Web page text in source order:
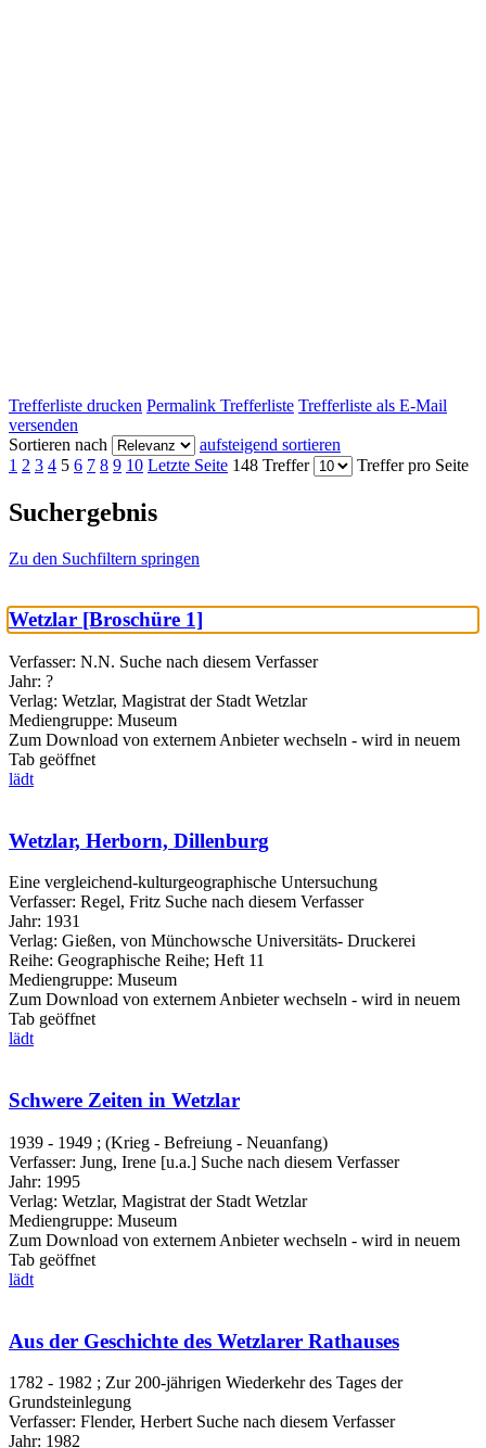
Trefferliste drucken Permalink Trefferliste Trefferliste als E-Mail
versenden
Sortieren nach
aufsteigend sortieren
1 2 3 4 5 6 7 8 9 10 Letzte Seite 148 Treffer Treffer pro Seite
Suchergebnis
Zu den Suchfiltern springen
Wetzlar [Broschüre 1]
Verfasser: N.N. Suche nach diesem Verfasser
Jahr: ?
Verlag: Wetzlar, Magistrat der Stadt Wetzlar
Mediengruppe: Museum
Zum Download von externem Anbieter wechseln - wird in neuem
Tab geöffnet
lädt
Wetzlar, Herborn, Dillenburg
Eine vergleichend-kulturgeographische Untersuchung
Verfasser: Regel, Fritz Suche nach diesem Verfasser
Jahr: 1931
Verlag: Gießen, von Münchowsche Universitäts- Druckerei
Reihe: Geographische Reihe; Heft 11
Mediengruppe: Museum
Zum Download von externem Anbieter wechseln - wird in neuem
Tab geöffnet
lädt
Schwere Zeiten in Wetzlar
1939 - 1949 ; (Krieg - Befreiung - Neuanfang)
Verfasser: Jung, Irene [u.a.] Suche nach diesem Verfasser
Jahr: 1995
Verlag: Wetzlar, Magistrat der Stadt Wetzlar
Mediengruppe: Museum
Zum Download von externem Anbieter wechseln - wird in neuem
Tab geöffnet
lädt
Aus der Geschichte des Wetzlarer Rathauses
1782 - 1982 ; Zur 200-jährigen Wiederkehr des Tages der
Grundsteinlegung
Verfasser: Flender, Herbert Suche nach diesem Verfasser
Jahr: 1982